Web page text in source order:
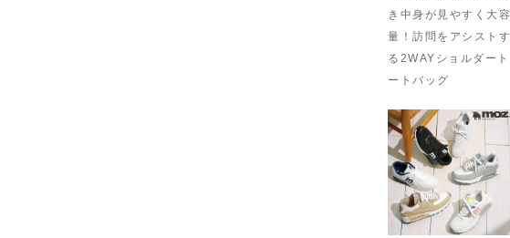
き中身が見やすく大容
量！訪問をアシストす
る2WAYショルダート
ートバッグ